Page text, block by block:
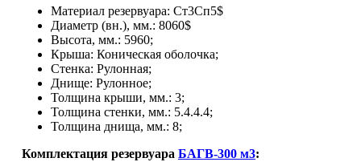
Материал резервуара: Ст3Сп5$
Диаметр (вн.), мм.: 8060$
Высота, мм.: 5960;
Крыша: Коническая оболочка;
Стенка: Рулонная;
Днище: Рулонное;
Толщина крыши, мм.: 3;
Толщина стенки, мм.: 5.4.4.4;
Толщина днища, мм.: 8;
Комплектация резервуара БАГВ-300 м3: